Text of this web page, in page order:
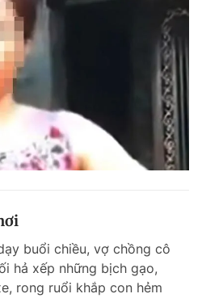
buổi chiều, vợ chồng cô
hả xếp những bịch gạo,
rong ruổi khắp con hẻm